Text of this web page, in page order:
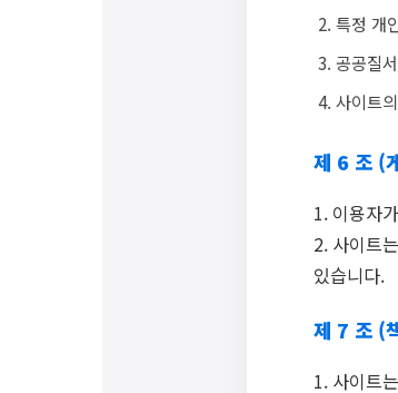
특정 개
공공질
사이트
제 6 조 (
1. 이용자
2. 사이트
있습니다.
제 7 조 (
1. 사이트